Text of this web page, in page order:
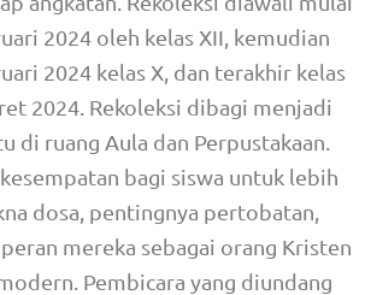
2024 oleh kelas XII, kemudian
2024 kelas X, dan terakhir kelas
2024. Rekoleksi dibagi menjadi
di ruang Aula dan Perpustakaan.
bagi siswa untuk lebih
dosa, pentingnya pertobatan,
mereka sebagai orang Kristen
Pembicara yang diundang